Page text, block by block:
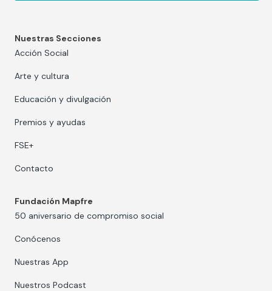
Nuestras Secciones
Acción Social
Arte y cultura
Educación y divulgación
Premios y ayudas
FSE+
Contacto
Fundación Mapfre
50 aniversario de compromiso social
Conócenos
Nuestras App
Nuestros Podcast